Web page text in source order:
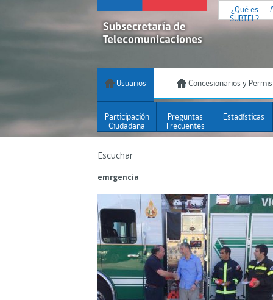
¿Qué es
SUBTEL?
Usuarios Concesionarios y
Participación
Ciudadana
Preguntas
Frecuentes
Estadísticas
Escuchar
emrgencia